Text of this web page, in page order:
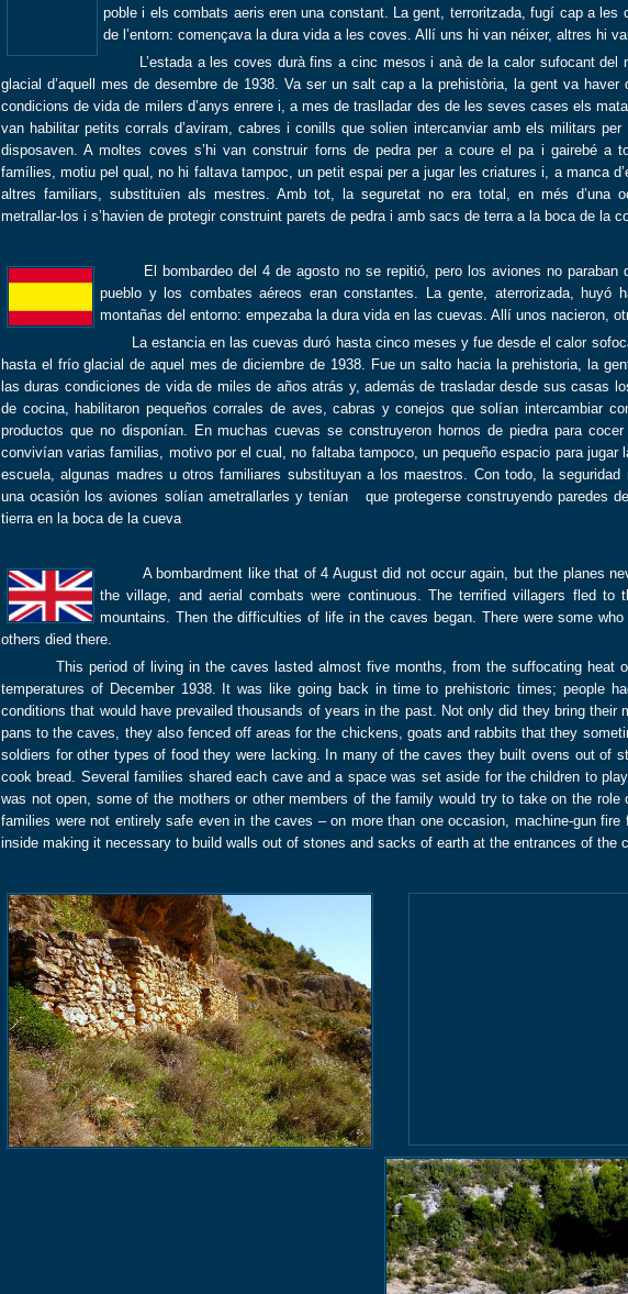
poble i els combats aeris eren una constant. La gent, terroritzada, fugí cap a les
de l’entorn: començava la dura vida a les coves. Allí uns hi van néixer, altres hi
L’estada a les coves durà fins a cinc mesos i anà de la calor sufocant del
glacial d’aquell mes de desembre de 1938. Va ser un salt cap a la prehistòria, la gent va haver
condicions de vida de milers d’anys enrere i, a mes de traslladar des de les seves cases els
van habilitar petits corrals d’aviram, cabres i conills que solien intercanviar amb els militars
disposaven. A moltes coves s’hi van construir forns de pedra per a coure el pa i gairebé a
famílies, motiu pel qual, no hi faltava tampoc, un petit espai per a jugar les criatures i, a manca
altres familiars, substituïen als mestres. Amb tot, la seguretat no era total, en més d’una
metrallar-los i s’havien de protegir construint parets de pedra i amb sacs de terra a la boca de la
El bombardeo del 4 de agosto no se repitió, pero los aviones no paraban
pueblo y los combates aéreos eran constantes. La gente, aterrorizada, huyó
montañas del entorno: empezaba la dura vida en las cuevas. Allí unos nacieron,
La estancia en las cuevas duró hasta cinco meses y fue desde el calor
hasta el frío glacial de aquel mes de diciembre de 1938. Fue un salto hacia la prehistoria, la
las duras condiciones de vida de miles de años atrás y, además de trasladar desde sus casas
de cocina, habilitaron pequeños corrales de aves, cabras y conejos que solían intercambiar
productos que no disponían. En muchas cuevas se construyeron hornos de piedra para
convivían varias familias, motivo por el cual, no faltaba tampoco, un pequeño espacio para jugar
escuela, algunas madres u otros familiares substituyan a los maestros. Con todo, la
una ocasión los aviones solían ametrallarles y tenían que protegerse construyendo paredes
tierra en la boca de la cueva
A bombardment like that of 4 August did not occur again, but the planes
the village, and aerial combats were continuous. The terrified villagers fled to
mountains. Then the difficulties of life in the caves began. There were some
others died there.
This period of living in the caves lasted almost five months, from the suffocating heat of
temperatures of December 1938. It was like going back in time to prehistoric times; people
conditions that would have prevailed thousands of years in the past. Not only did they bring their
pans to the caves, they also fenced off areas for the chickens, goats and rabbits that they
soldiers for other types of food they were lacking. In many of the caves they built ovens out of
cook bread. Several families shared each cave and a space was set aside for the children to
was not open, some of the mothers or other members of the family would try to take on the role
families were not entirely safe even in the caves – on more than one occasion, machine-gun fire
inside making it necessary to build walls out of stones and sacks of earth at the entrances of the